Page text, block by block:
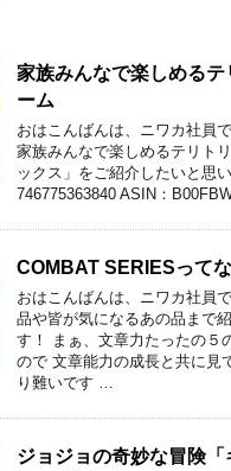
家族みんなで楽しめる
ーム
おはこんばんは、ニワカ社員
家族みんなで楽しめるテリト
ックス」をご紹介したいと思
746775363840 ASIN：
COMBAT SERIESって
おはこんばんは、ニワカ社員
品や皆が気になるあの品まで
す！ まぁ、文章力たったの５
ので 文章能力の成長と共に見
り難いです …
ジョジョの奇妙な冒険